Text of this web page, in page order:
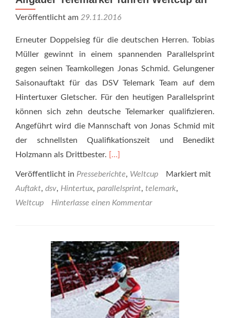
Veröffentlicht am 29.11.2016
Erneuter Doppelsieg für die deutschen Herren. Tobias
Müller gewinnt in einem spannenden Parallelsprint
gegen seinen Teamkollegen Jonas Schmid. Gelungener
Saisonauftakt für das DSV Telemark Team auf dem
Hintertuxer Gletscher. Für den heutigen Parallelsprint
können sich zehn deutsche Telemarker qualifizieren.
Angeführt wird die Mannschaft von Jonas Schmid mit
der schnellsten Qualifikationszeit und Benedikt
Holzmann als Drittbester. Read
Weltcup
an
[…]
Veröffentlicht in Presseberichte, Weltcup
Markiert mit
Auftakt, dsv, Hintertux, parallelsprint, telemark,
Weltcup
Hinterlasse einen Kommentar